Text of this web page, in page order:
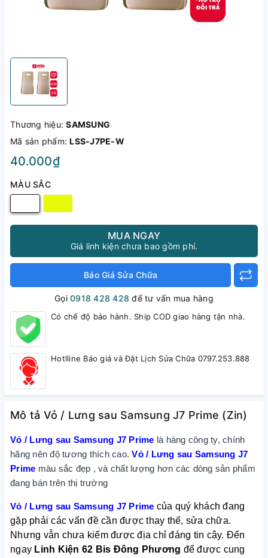
Thương hiệu:SAMSUNG
Mã sản phẩm:LSS-J7PE-W
40.000₫
MÀU SẮC
MUA NGAY
Giá linh kiện chưa bao gồm phí.
Báo Giá Sửa Chữa
Gọi0918 428 428 để tư vấn mua hàng
Có chế độ bảo hành. Ship COD giao hàng tận nhà.
Hotlline Báo giá và Đặt Lịch Sửa Chữa 0797.253.888
Mô tả Vỏ / Lưng sau Samsung J7 Prime (Zin)
Vỏ / Lưng sau Samsung J7 Prime là hàng công ty, chính
hãng nên độ tương thích cao. Vỏ / Lưng sau Samsung J7
Prime màu sắc đẹp , và chất lượng hơn các dòng sản phẩm
đang bán trên thị trường
Vỏ / Lưng sau Samsung J7 Prime của quý khách đang
gặp phải các vấn đề cần được thay thế, sửa chữa.
Nhưng vẫn chưa kiếm được địa chỉ đáng tin cậy. Đến
ngay Linh Kiện 62 Bis Đông Phương để được cung